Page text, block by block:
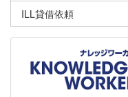
ILL貸借依頼